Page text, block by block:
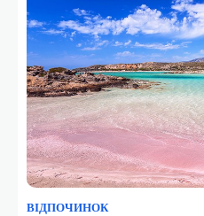
ВІДПОЧИНОК